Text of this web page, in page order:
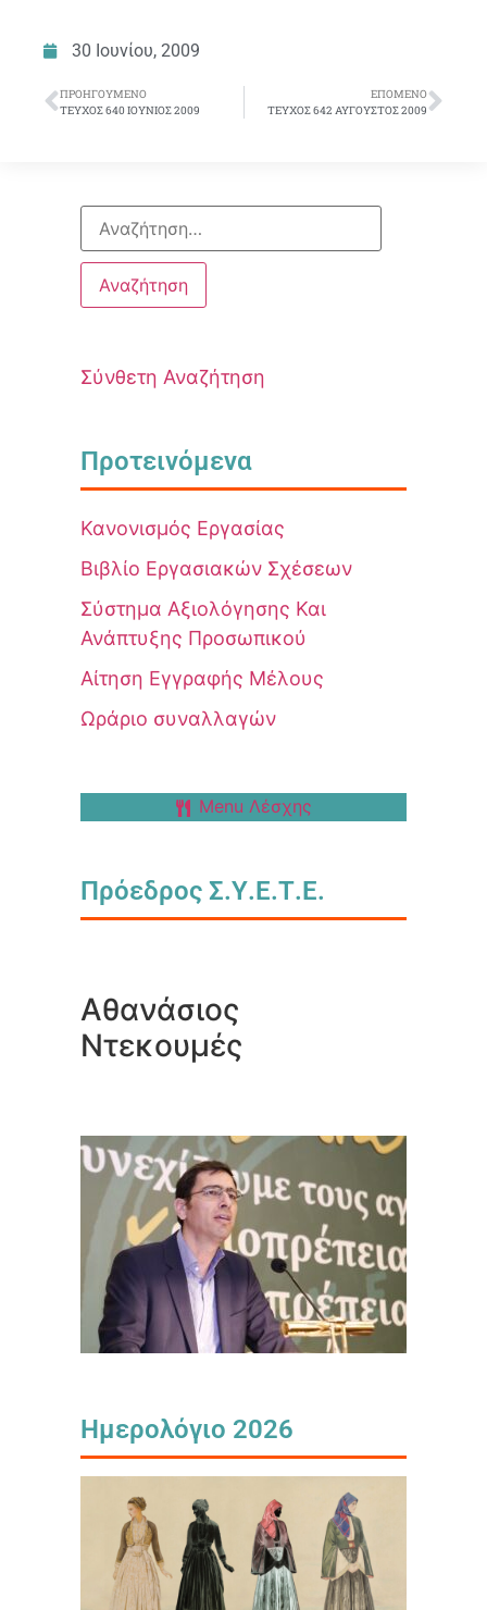
30 Ιουνίου, 2009
ΠΡΟΗΓΟΎΜΕΝΟ
ΤΕΥΧΟΣ 640 ΙΟΥΝΙΟΣ 2009
ΕΠΌΜΕΝΟ
ΤΕΥΧΟΣ 642 ΑΥΓΟΥΣΤΟΣ 2009
Σύνθετη Αναζήτηση
Προτεινόμενα
Κανονισμός Εργασίας
Βιβλίο Εργασιακών Σχέσεων
Σύστημα Αξιολόγησης Και
Ανάπτυξης Προσωπικού
Αίτηση Εγγραφής Μέλους
Ωράριο συναλλαγών
Menu Λέσχης
Πρόεδρος Σ.Υ.Ε.Τ.Ε.
Αθανάσιος
Ντεκουμές
Ημερολόγιο 2026